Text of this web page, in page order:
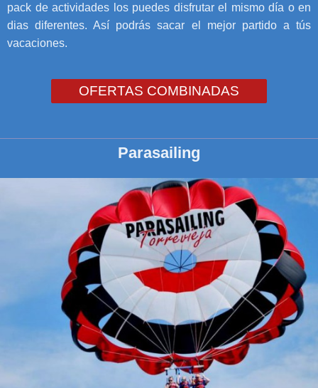
pack de actividades los puedes disfrutar el mismo día o en
dias diferentes. Así podrás sacar el mejor partido a tús
vacaciones.
OFERTAS COMBINADAS
Parasailing